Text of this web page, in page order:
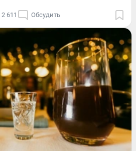
2 611 Обсудить